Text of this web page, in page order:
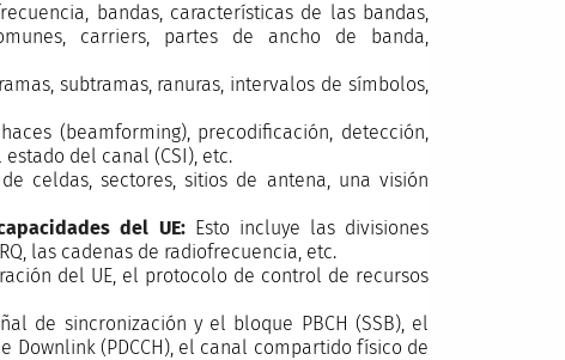
bandas, características de las bandas,
carriers, partes de ancho de banda,
subtramas, ranuras, intervalos de símbolos,
(beamforming), precodificación, detección,
del canal (CSI), etc.
celdas, sectores, sitios de antena, una visión
del UE: Esto incluye las divisiones
las cadenas de radiofrecuencia, etc.
del UE, el protocolo de control de recursos
de sincronización y el bloque PBCH (SSB), el
(PDCCH), el canal compartido físico de